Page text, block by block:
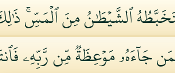
ٱلشَّيۡطَٰنُ مِنَ ٱلۡمَسِّۚ
فَمَن جَآءَهُۥ مَوۡعِظَةٞ مِّن رَّبِّهِۦ